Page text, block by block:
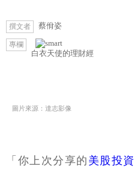
撰文者 蔡佾姿
專欄
白衣天使的理財經
圖片來源：達志影像
「你上次分享的 美股投資